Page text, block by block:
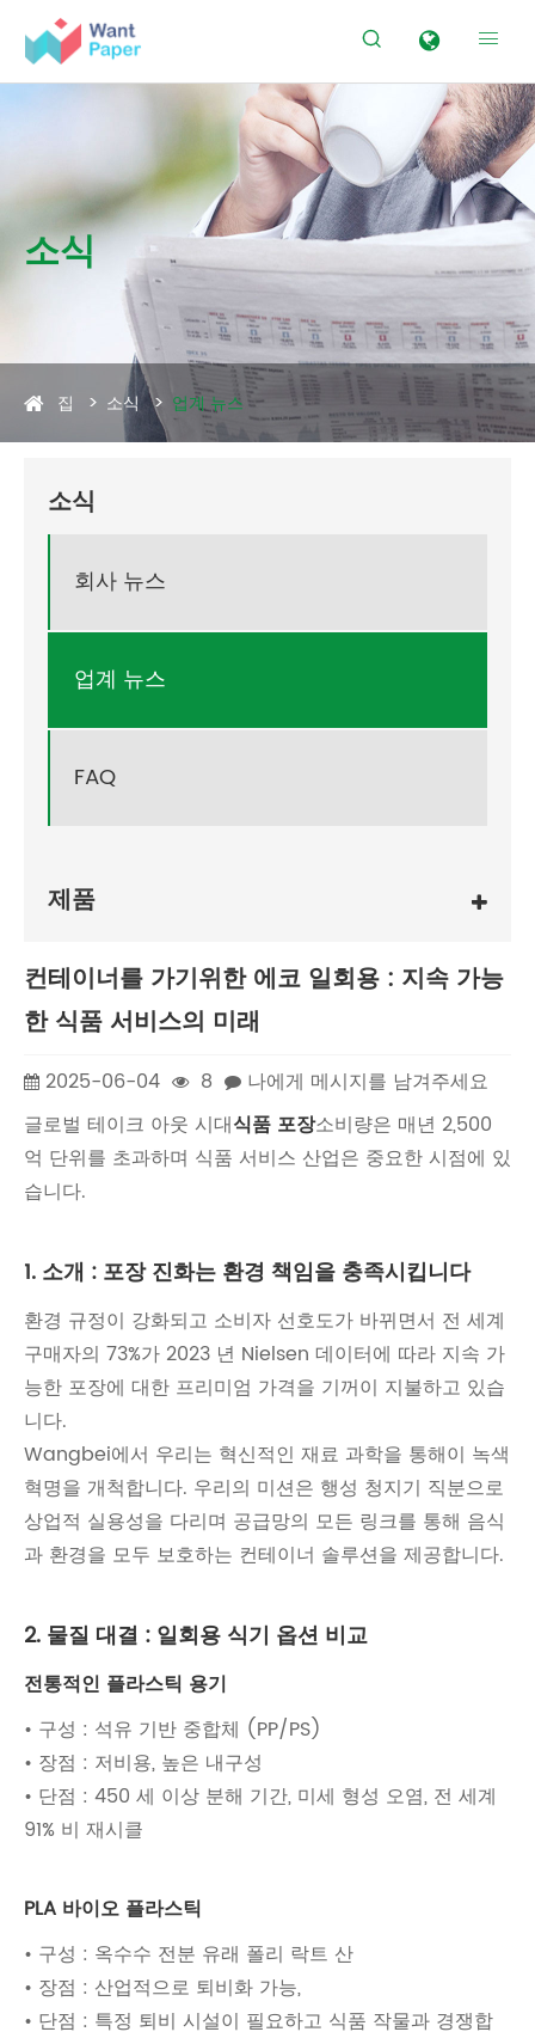
 
소식
집 소식 업계 뉴스
소식
회사 뉴스
업계 뉴스
FAQ
제품
컨테이너를 가기위한 에코 일회용 : 지속 가능
한 식품 서비스의 미래
2025-06-04 8
나에게 메시지를 남겨주세요
글로벌 테이크 아웃 시대식품 포장소비량은 매년 2,500
억 단위를 초과하며 식품 서비스 산업은 중요한 시점에 있
습니다.
1. 소개 : 포장 진화는 환경 책임을 충족시킵니다
환경 규정이 강화되고 소비자 선호도가 바뀌면서 전 세계
구매자의 73%가 2023 년 Nielsen 데이터에 따라 지속 가
능한 포장에 대한 프리미엄 가격을 기꺼이 지불하고 있습
니다.
Wangbei에서 우리는 혁신적인 재료 과학을 통해이 녹색
혁명을 개척합니다. 우리의 미션은 행성 청지기 직분으로
상업적 실용성을 다리며 공급망의 모든 링크를 통해 음식
과 환경을 모두 보호하는 컨테이너 솔루션을 제공합니다.
2. 물질 대결 : 일회용 식기 옵션 비교
전통적인 플라스틱 용기
• 구성 : 석유 기반 중합체 (PP/PS)
• 장점 : 저비용, 높은 내구성
• 단점 : 450 세 이상 분해 기간, 미세 형성 오염, 전 세계
91% 비 재시클
PLA 바이오 플라스틱
• 구성 : 옥수수 전분 유래 폴리 락트 산
• 장점 : 산업적으로 퇴비화 가능,
• 단점 : 특정 퇴비 시설이 필요하고 식품 작물과 경쟁합